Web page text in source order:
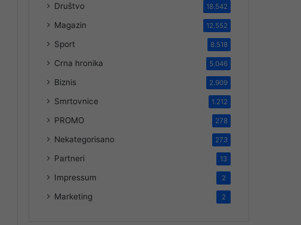
Društvo 18.542
Magazin 12.552
Sport 8.518
Crna hronika 5.046
Biznis 2.909
Smrtovnice 1.212
PROMO 278
Nekategorisano 273
Partneri 13
Impressum 2
Marketing 2